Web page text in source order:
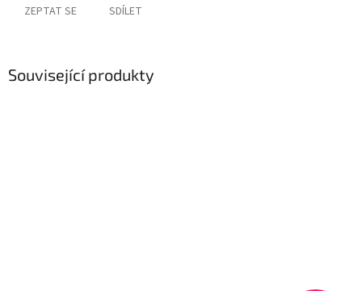
ZEPTAT SE SDÍLET
Související produkty